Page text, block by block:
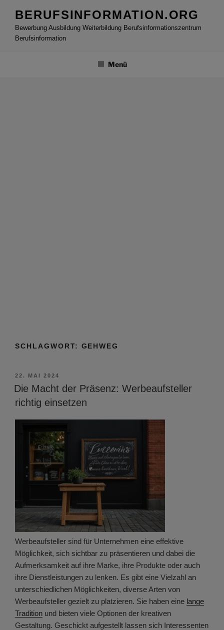
Inhalt
springen
BERUFSINFORMATION.ORG
Bewerbung Ausbildung Weiterbildung Berufsinformationszentrum
Berufsinformation
Menü
SCHLAGWORT: GEHWEG
VERÖFFENTLICHT
AM
22. MAI 2024
Die Macht der Präsenz: Werbeaufsteller
richtig einsetzen
Werbeaufsteller sind für Unternehmen eine effektive
Möglichkeit, sich sichtbar zu präsentieren und dabei die
Aufmerksamkeit auf ihre Marke, ihre Produkte oder auch
ihre Dienstleistungen zu lenken. Es gibt eine Vielzahl an
unterschiedlichen Möglichkeiten, diverse Arten von
Werbeaufsteller gezielt zu platzieren. Sie haben eine lange
Tradition und bieten viele Optionen der kreativen
Gestaltung. Geschickt aufgestellt lassen sich Interessenten